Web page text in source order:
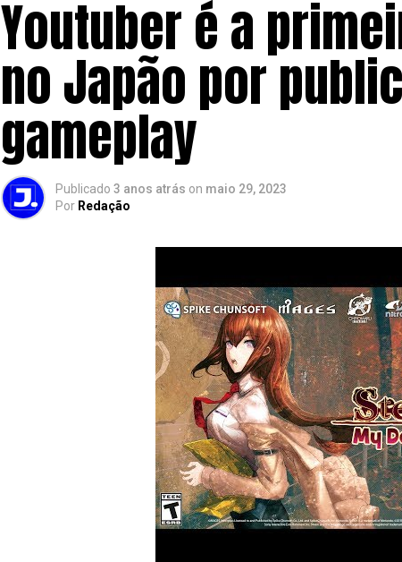
Youtuber é a
no Japão por
gameplay
Publicado 3 anos atrás on maio 29, 2023
Por Redação